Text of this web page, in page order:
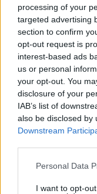
processing of your
targeted advertising
section to confirm
opt-out request is
interest-based ads
us or personal
your opt-out. You
disclosure of your
IAB’s list of
also be disclosed by
Downstream
Personal Data
I want to opt-